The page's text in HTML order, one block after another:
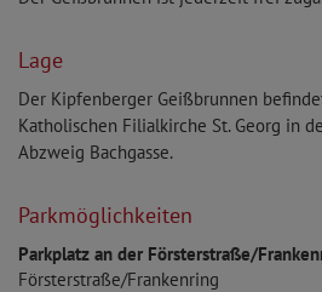
Lage
Der Kipfenberger Geißbrunnen
Katholischen Filialkirche St. Georg in
Abzweig Bachgasse.
Parkmöglichkeiten
Parkplatz an der Försterstraße/
Försterstraße/Frankenring